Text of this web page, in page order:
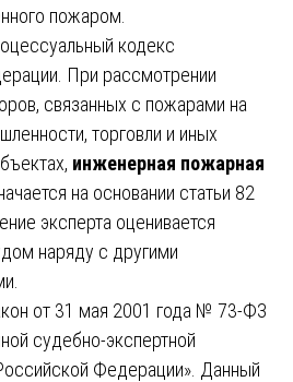
пожаром.
кодекс
При рассмотрении
связанных с пожарами на
торговли и иных
инженерная пожарная
на основании статьи 82
эксперта оценивается
наряду с другими
от 31 мая 2001 года № 73-ФЗ
судебно-экспертной
Федерации». Данный